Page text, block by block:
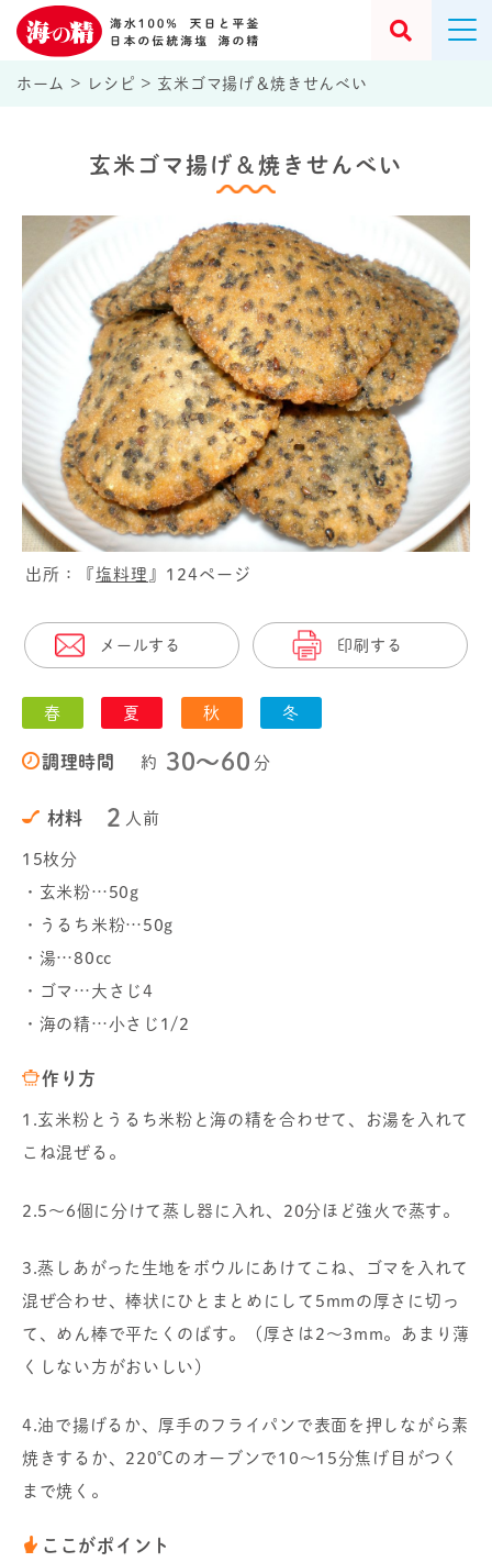
ホーム > レシピ > 玄米ゴマ揚げ＆焼きせんべい
玄米ゴマ揚げ＆焼きせんべい
出所：『塩料理 』124ページ
メールする 印刷する
春 夏 秋 冬
調理時間 約 30〜60 分
材料 2 人前
15枚分
・玄米粉…50g
・うるち米粉…50g
・湯…80cc
・ゴマ…大さじ4
・海の精…小さじ1/2
作り方
1.玄米粉とうるち米粉と海の精を合わせて、お湯を入れて
こね混ぜる。
2.5～6個に分けて蒸し器に入れ、20分ほど強火で蒸す。
3.蒸しあがった生地をボウルにあけてこね、ゴマを入れて
混ぜ合わせ、棒状にひとまとめにして5mmの厚さに切っ
て、めん棒で平たくのばす。（厚さは2～3mm。あまり薄
くしない方がおいしい）
4.油で揚げるか、厚手のフライパンで表面を押しながら素
焼きするか、220℃のオーブンで10～15分焦げ目がつく
まで焼く。
ここがポイント